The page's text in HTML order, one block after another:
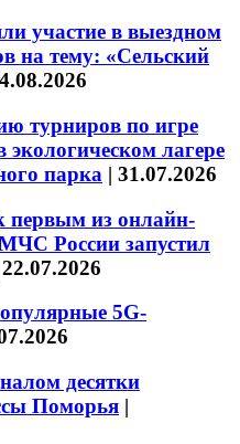
участие в выездном
на тему: «Сельский
турниров по игре
лагере
парка | 31.07.2026
первым из онлайн-
России запустил
22.07.2026
5G-
десятки
Поморья |